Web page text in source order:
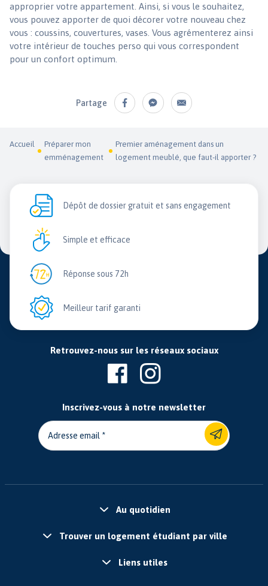
Accueil
Préparer mon
emménagement
Premier aménagement dans un
logement meublé, que faut-il apporter ?
Partage
approprier votre appartement. Ainsi, si vous le souhaitez,
vous pouvez apporter de quoi décorer votre nouveau chez
vous : coussins, couvertures, vases. Vous agrémenterez ainsi
votre intérieur de touches perso qui vous correspondent
pour un confort optimum.
Dépôt de dossier gratuit et sans engagement
Simple et efficace
Réponse sous 72h
Meilleur tarif garanti
Retrouvez-nous sur les réseaux sociaux
Inscrivez-vous à notre newsletter
Adresse email
Au quotidien
Trouver un logement étudiant par ville
Liens utiles